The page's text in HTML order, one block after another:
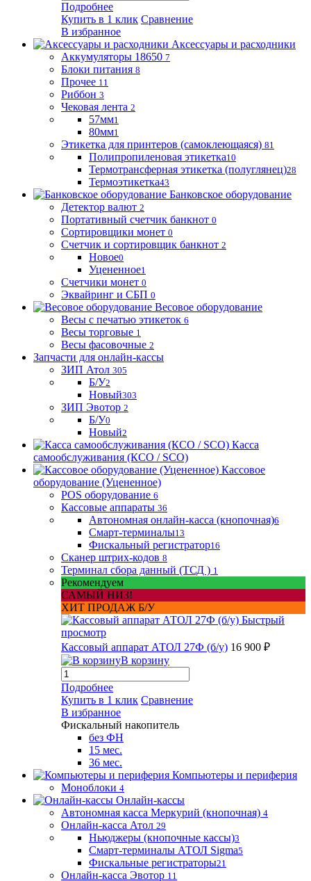
Подробнее
Купить в 1 клик Сравнение
В избранное
Аксессуары и расходники
Аккумуляторы 18650 7
Блоки питания 8
Прочее 11
Риббон 3
Чековая лента 2
57мм1
80мм1
Этикетка для принтеров (самоклеющаяся) 81
Полипропиленовая этикетка10
Термотрансферная этикетка (полуглянец)28
Термоэтикетка43
Банковское оборудование
Детектор валют 2
Портативный счетчик банкнот 0
Сортировщики монет 0
Счетчик и сортировщик банкнот 2
Новое0
Уцененное1
Счетчики монет 0
Эквайринг и СБП 0
Весовое оборудование
Весы с печатью этикеток 6
Весы торговые 1
Весы фасовочные 2
Запчасти для онлайн-кассы
ЗИП Атол 305
Б/У2
Новый303
ЗИП Эвотор 2
Б/У0
Новый2
Касса
самообслуживания (КСО / SCO)
Кассовое
оборудование (Уцененное)
POS оборудование 6
Кассовые аппараты 36
Автономная онлайн-касса (кнопочная)6
Смарт-терминалы13
Фискальный регистратор16
Сканер штрих-кодов 8
Терминал сбора данный (ТСД ) 1
Рекомендуем
САМЫЙ НИЗ!
ХИТ ПРОДАЖ Б/У
Быстрый
просмотр
Кассовый аппарат АТОЛ 27Ф (б/у) 16 900 ₽
В корзину
Подробнее
Купить в 1 клик Сравнение
В избранное
Фискальный накопитель
без ФН
15 мес.
36 мес.
Компьютеры и периферия
Моноблоки 4
Онлайн-кассы
Автономная касса Меркурий (кнопочная) 4
Онлайн-касса Атол 29
Ньюджеры (кнопочные кассы)3
Смарт-терминалы АТОЛ Sigma5
Фискальные регистраторы21
Онлайн-касса Эвотор 11